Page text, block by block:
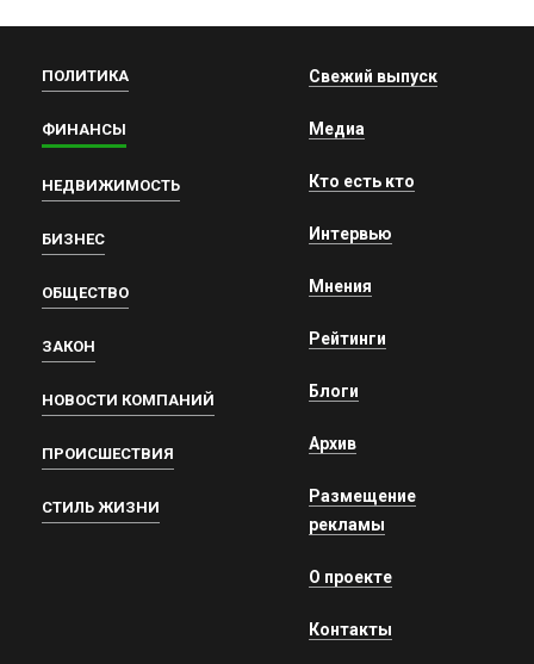
ПОЛИТИКА
ФИНАНСЫ
НЕДВИЖИМОСТЬ
БИЗНЕС
ОБЩЕСТВО
ЗАКОН
НОВОСТИ КОМПАНИЙ
ПРОИСШЕСТВИЯ
СТИЛЬ ЖИЗНИ
Свежий выпуск
Медиа
Кто есть кто
Интервью
Мнения
Рейтинги
Блоги
Архив
Размещение
рекламы
О проекте
Контакты